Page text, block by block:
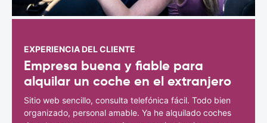
EXPERIENCIA DEL CLIENTE
Empresa buena y fiable para
alquilar un coche en el extranjero
Sitio web sencillo, consulta telefónica fácil. Todo bien
organizado, personal amable. Ya he alquilado coches